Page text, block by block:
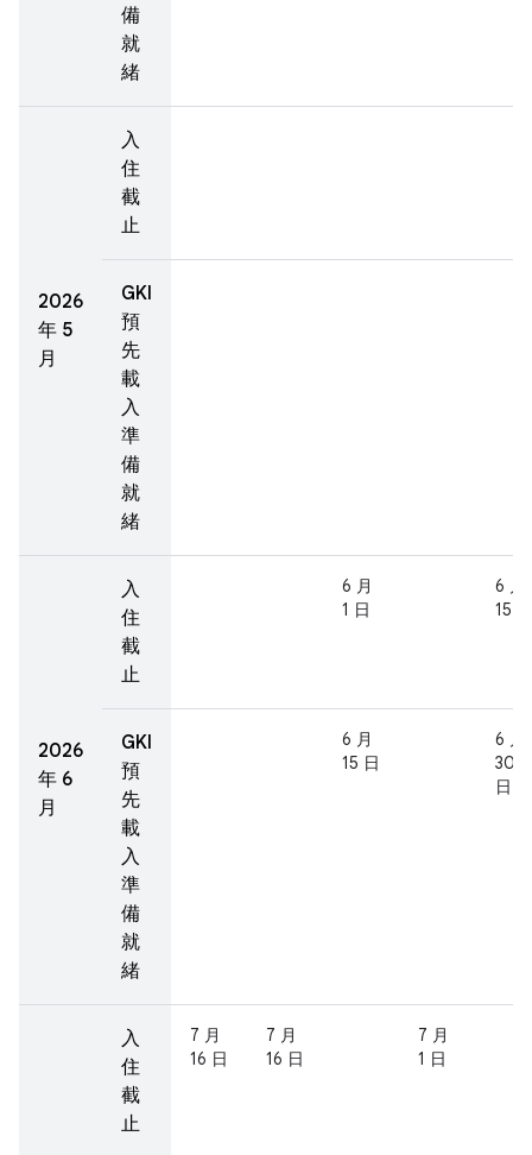
備
就
緒
2026
年 5
月
入
住
截
止
GKI
預
先
載
入
準
備
就
緒
2026
年 6
月
入
住
截
止
6 月
1 日
6 月
15 日
GKI
預
先
載
入
準
備
就
緒
6 月
15 日
6 月
30
日
入
住
截
止
7 月
16 日
7 月
16 日
7 月
1 日